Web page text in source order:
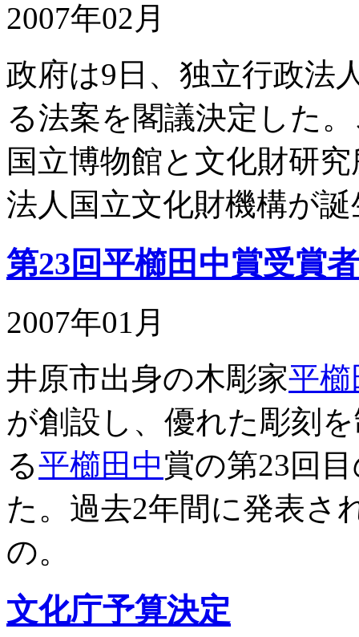
2007年02月
政府は9日、独立行政法
る法案を閣議決定した
国立博物館と文化財研
法人国立文化財機構が
第23回平櫛田中賞受賞
2007年01月
井原市出身の木彫家平櫛
が創設し、優れた彫刻
る平櫛田中賞の第23回
た。過去2年間に発表さ
の。
文化庁予算決定